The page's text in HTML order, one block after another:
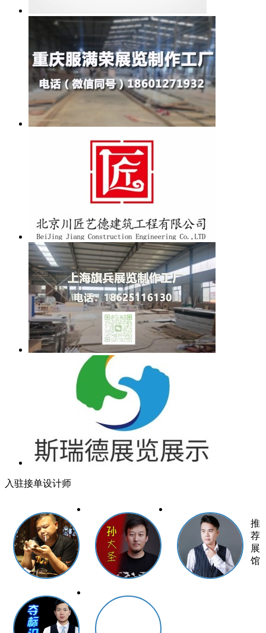
入驻接单设计师
推
荐
展
馆